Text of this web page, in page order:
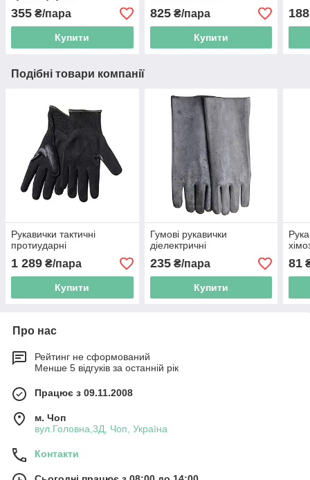
355 ₴/пара
Купити
825₴/пара
Купити
188
Подібні товари компанії
Рукавички тактичні
протиударні
1 289 ₴/пара
Купити
Гумові рукавички
діелектричні
235₴/пара
Купити
81
Про нас
Рейтинг не сформований
Менше 5 відгуків за останній рік
Працює з 09.11.2008
м. Чоп
вул.Головна,3Д, Чоп, Україна
Контакти